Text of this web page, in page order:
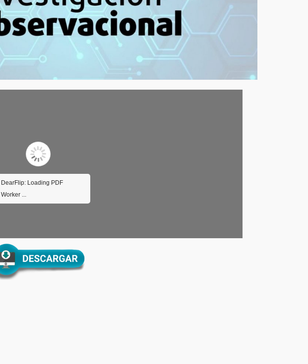
Please wait while flipbook is
loading. For more related info,
FAQs and issues please refer to
DearFlip: Loading PDF
Worker ...